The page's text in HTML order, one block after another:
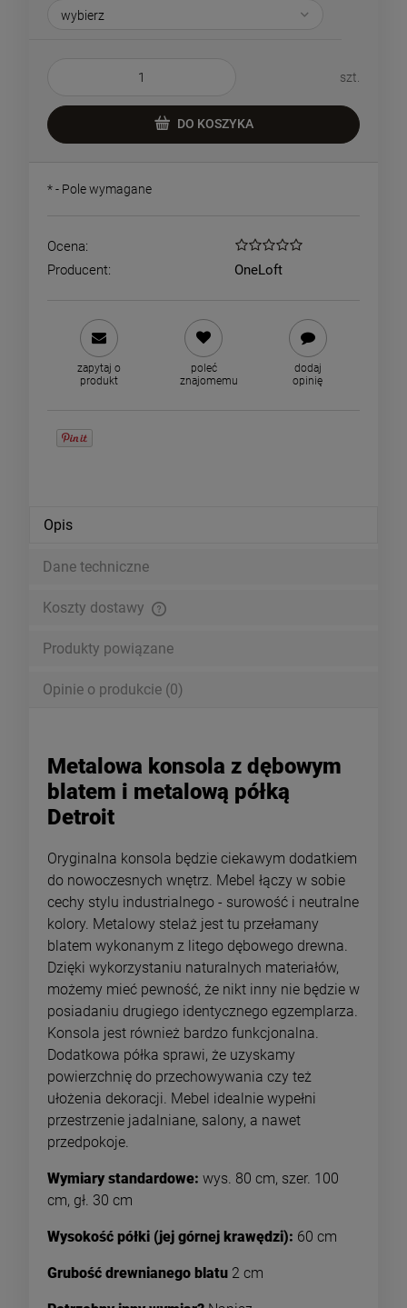
szt.
DO KOSZYKA
*- Pole wymagane
Ocena:
Producent:
OneLoft
zapytaj o
produkt
poleć
znajomemu
dodaj
opinię
Opis
Dane techniczne
Koszty dostawy
Produkty powiązane
Opinie o produkcie (0)
Metalowa konsola z dębowym
blatem i metalową półką
Detroit
Oryginalna konsola będzie ciekawym dodatkiem
do nowoczesnych wnętrz. Mebel łączy w sobie
cechy stylu industrialnego - surowość i neutralne
kolory. Metalowy stelaż jest tu przełamany
blatem wykonanym z litego dębowego drewna.
Dzięki wykorzystaniu naturalnych materiałów,
możemy mieć pewność, że nikt inny nie będzie w
posiadaniu drugiego identycznego egzemplarza.
Konsola jest również bardzo funkcjonalna.
Dodatkowa półka sprawi, że uzyskamy
powierzchnię do przechowywania czy też
ułożenia dekoracji. Mebel idealnie wypełni
przestrzenie jadalniane, salony, a nawet
przedpokoje.
Wymiary standardowe: wys. 80 cm, szer. 100
cm, gł. 30 cm
Wysokość półki (jej górnej krawędzi): 60 cm
Grubość drewnianego blatu 2 cm